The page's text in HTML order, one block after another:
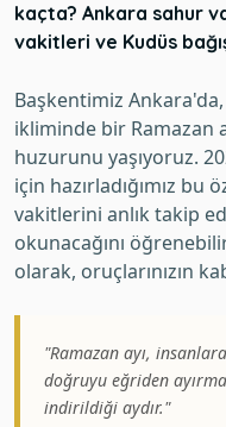
kaçta? Ankara sahur
vakitleri ve Kudüs
Başkentimiz Ankara'da,
ikliminde bir Ramazan
huzurunu yaşıyoruz.
için hazırladığımız
vakitlerini anlık takip
okunacağını
olarak, oruçlarınızın
"Ramazan ayı,
doğruyu eğriden
indirildiği aydır."